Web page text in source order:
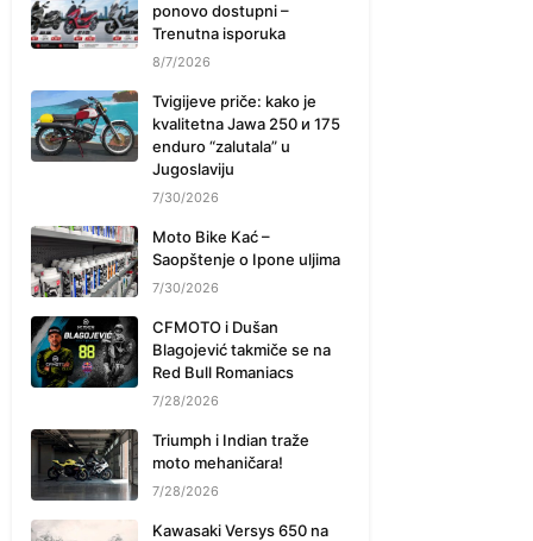
ponovo dostupni –
Trenutna isporuka
8/7/2026
Tvigijeve priče: kako je
kvalitetna Jawa 250 и 175
enduro “zalutala” u
Jugoslaviju
7/30/2026
Moto Bike Kać –
Saopštenje o Ipone uljima
7/30/2026
CFMOTO i Dušan
Blagojević takmiče se na
Red Bull Romaniacs
7/28/2026
Triumph i Indian traže
moto mehaničara!
7/28/2026
Kawasaki Versys 650 na